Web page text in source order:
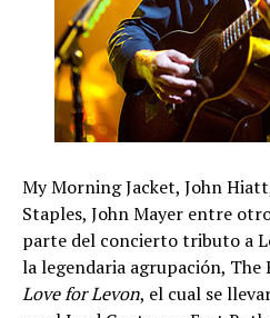
My Morning Jacket, John
Staples, John Mayer entre
parte del concierto tributo a
la legendaria agrupación, The
Love for Levon, el cual se